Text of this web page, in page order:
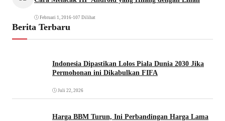
Februari 1, 2016•107 Dilihat
Berita Terbaru
Indonesia Dipastikan Lolos Piala Dunia 2030 Jika
Permohonan ini Dikabulkan FIFA
Juli 22, 2026
Harga BBM Turun, Ini Perbandingan Harga Lama